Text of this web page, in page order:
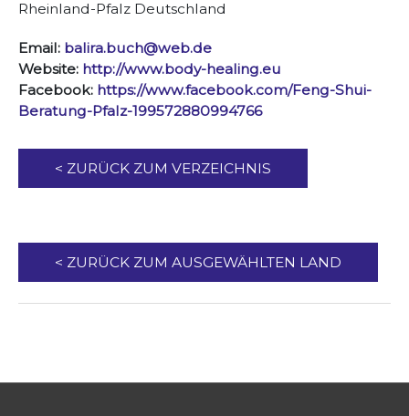
Rheinland-Pfalz Deutschland
Email: balira.buch@web.de
Website: http://www.body-healing.eu
Facebook: https://www.facebook.com/Feng-Shui-
Beratung-Pfalz-199572880994766
< ZURÜCK ZUM VERZEICHNIS
< ZURÜCK ZUM AUSGEWÄHLTEN LAND